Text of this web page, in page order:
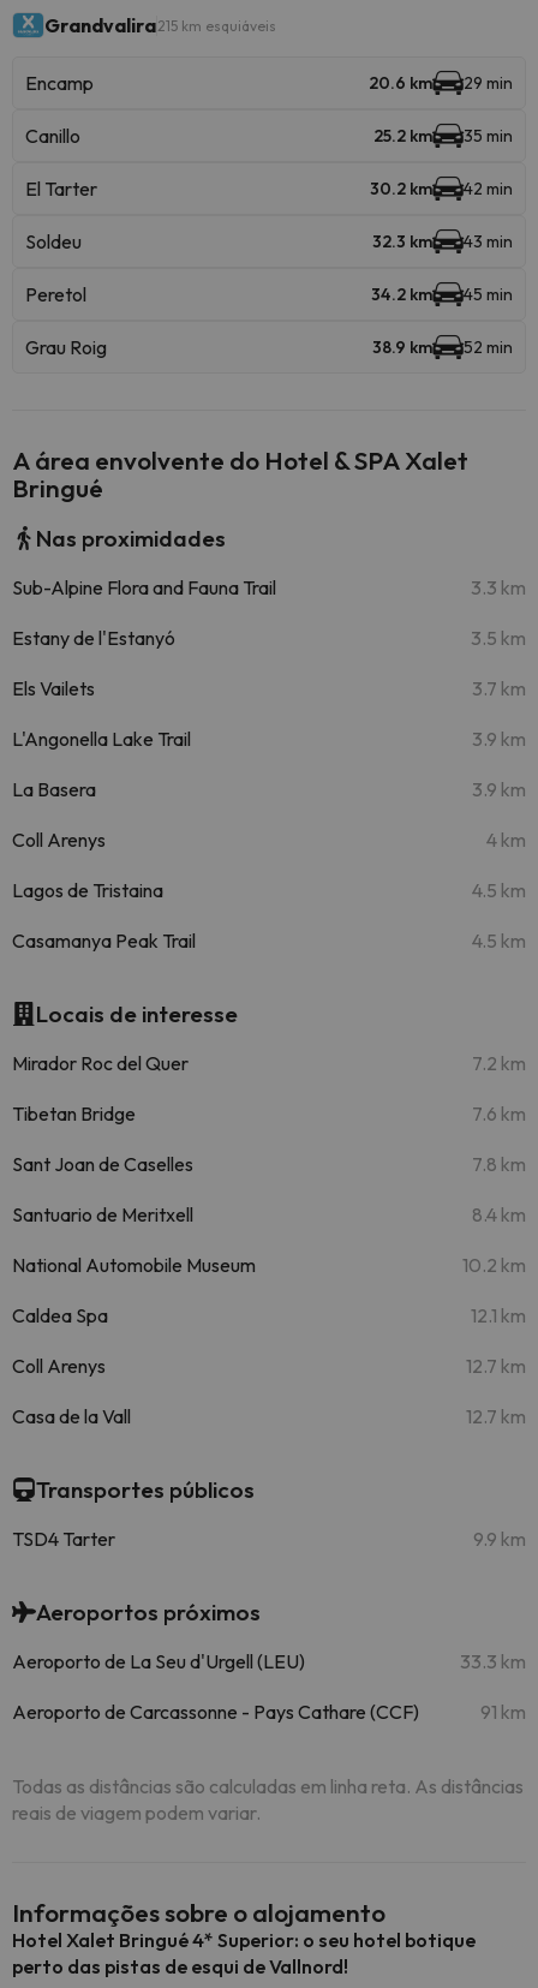
Grandvalira215 km esquiáveis
Encamp 20.6 km 29 min
Canillo 25.2 km 35 min
El Tarter 30.2 km 42 min
Soldeu 32.3 km 43 min
Peretol 34.2 km 45 min
Grau Roig 38.9 km 52 min
A área envolvente do Hotel & SPA Xalet
Bringué
Nas proximidades
Sub-Alpine Flora and Fauna Trail 3.3 km
Estany de l'Estanyó 3.5 km
Els Vailets 3.7 km
L'Angonella Lake Trail 3.9 km
La Basera 3.9 km
Coll Arenys 4 km
Lagos de Tristaina 4.5 km
Casamanya Peak Trail 4.5 km
Locais de interesse
Mirador Roc del Quer 7.2 km
Tibetan Bridge 7.6 km
Sant Joan de Caselles 7.8 km
Santuario de Meritxell 8.4 km
National Automobile Museum 10.2 km
Caldea Spa 12.1 km
Coll Arenys 12.7 km
Casa de la Vall 12.7 km
Transportes públicos
TSD4 Tarter 9.9 km
Aeroportos próximos
Aeroporto de La Seu d'Urgell (LEU) 33.3 km
Aeroporto de Carcassonne - Pays Cathare (CCF) 91 km
Todas as distâncias são calculadas em linha reta. As distâncias
reais de viagem podem variar.
Informações sobre o alojamento
Hotel Xalet Bringué 4* Superior: o seu hotel botique
perto das pistas de esqui de Vallnord!